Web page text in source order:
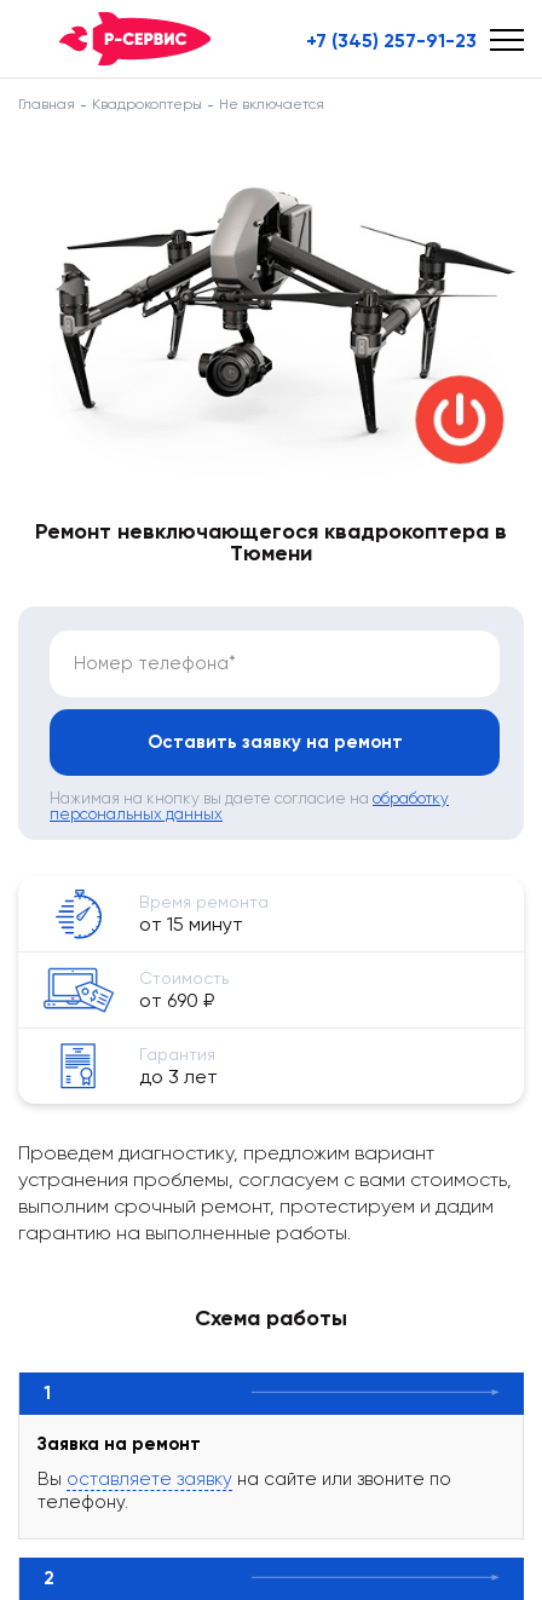
+7 (345) 257-91-23
Главная Квадрокоптеры Не включается
Ремонт невключающегося квадрокоптера в
Тюмени
Номер телефона*
Оставить заявку на ремонт
Нажимая на кнопку вы даете согласие на обработку
персональных данных
Время ремонта
от 15 минут
Стоимость
от 690 ₽
Гарантия
до 3 лет
Проведем диагностику, предложим вариант
устранения проблемы, согласуем с вами стоимость,
выполним срочный ремонт, протестируем и дадим
гарантию на выполненные работы.
Схема работы
1
Заявка на ремонт
Вы оставляете заявку на сайте или звоните по
телефону.
2